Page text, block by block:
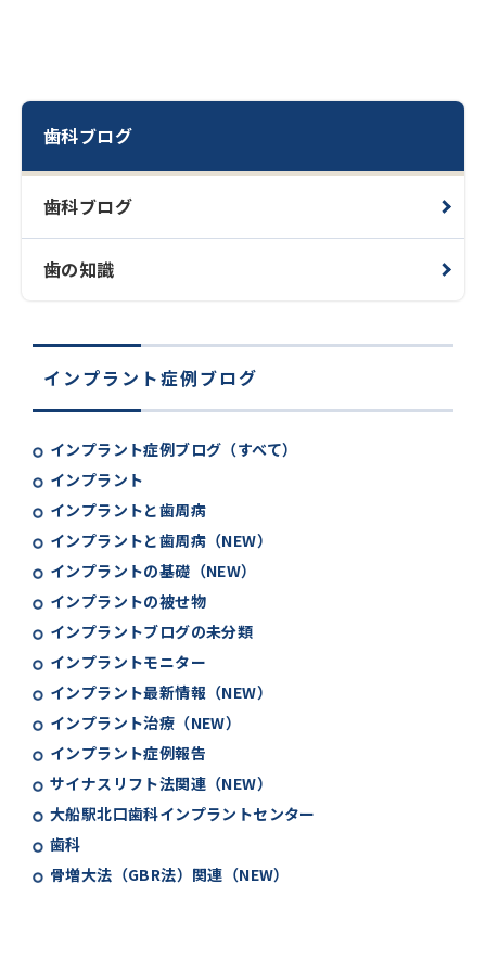
歯科ブログ
歯科ブログ
歯の知識
インプラント症例ブログ
インプラント症例ブログ（すべて）
インプラント
インプラントと歯周病
インプラントと歯周病（NEW）
インプラントの基礎（NEW）
インプラントの被せ物
インプラントブログの未分類
インプラントモニター
インプラント最新情報（NEW）
インプラント治療（NEW）
インプラント症例報告
サイナスリフト法関連（NEW）
大船駅北口歯科インプラントセンター
歯科
骨増大法（GBR法）関連（NEW）